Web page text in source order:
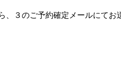
３のご予約確定メールにてお